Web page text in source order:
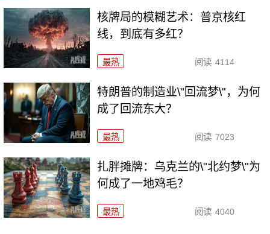
核牌局的模糊艺术：普京核红
线，到底有多红？
最热 阅读 4114
特朗普的制造业\"回流梦\"，为何
成了回流东大？
最热 阅读 7023
扎胖摊牌：乌克兰的\"北约梦\"为
何成了一地鸡毛？
最热 阅读 4040